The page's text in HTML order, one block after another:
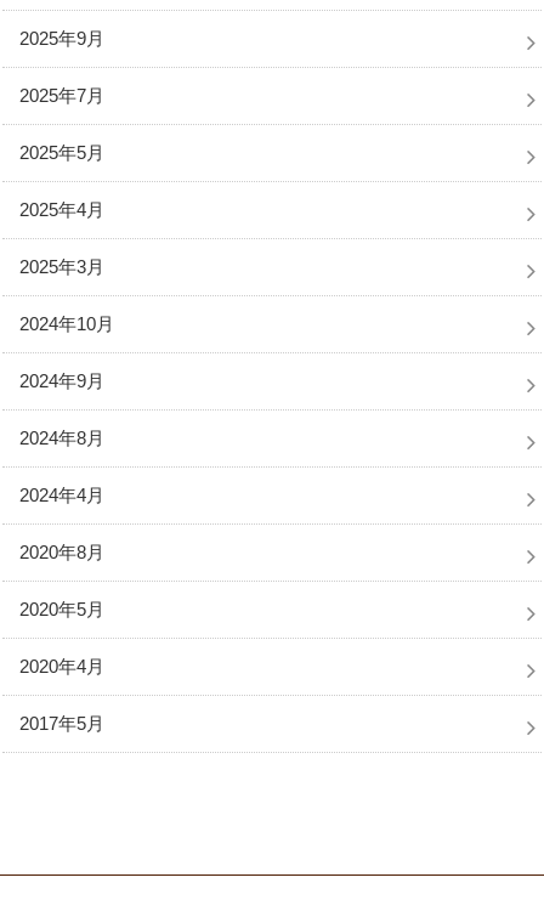
2025年9月
2025年7月
2025年5月
2025年4月
2025年3月
2024年10月
2024年9月
2024年8月
2024年4月
2020年8月
2020年5月
2020年4月
2017年5月